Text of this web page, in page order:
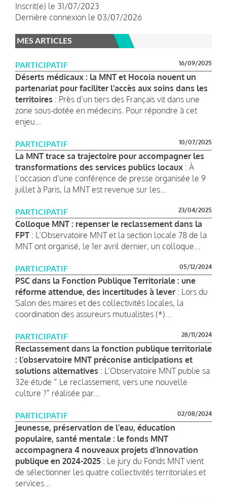
Inscrit(e) le 31/07/2023
Dernière connexion le 03/07/2026
MES ARTICLES
PARTICIPATIF 16/09/2025
Déserts médicaux : la MNT et Hocoia nouent un
partenariat pour faciliter l’accès aux soins dans les
territoires : Près d’un tiers des Français vit dans une
zone sous-dotée en médecins. Pour répondre à cet
enjeu...
PARTICIPATIF 10/07/2025
La MNT trace sa trajectoire pour accompagner les
transformations des services publics locaux : À
l’occasion d’une conférence de presse organisée le 9
juillet à Paris, la MNT est revenue sur les...
PARTICIPATIF 23/04/2025
Colloque MNT : repenser le reclassement dans la
FPT : L’Observatoire MNT et la section locale 78 de la
MNT ont organisé, le 1er avril dernier, un colloque...
PARTICIPATIF 05/12/2024
PSC dans la Fonction Publique Territoriale : une
réforme attendue, des incertitudes à lever : Lors du
Salon des maires et des collectivités locales, la
coordination des assureurs mutualistes (*)...
PARTICIPATIF 28/11/2024
Reclassement dans la fonction publique territoriale
: l’observatoire MNT préconise anticipations et
solutions alternatives : L’Observatoire MNT publie sa
32e étude “ Le reclassement, vers une nouvelle
culture ?” réalisée par...
PARTICIPATIF 02/08/2024
Jeunesse, préservation de l’eau, éducation
populaire, santé mentale : le fonds MNT
accompagnera 4 nouveaux projets d’innovation
publique en 2024-2025 : Le jury du Fonds MNT vient
de sélectionner les quatre collectivités territoriales et
services...